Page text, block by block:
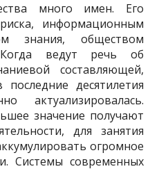
много имен. Его
ин­формационным
знания, обществом
ведут речь об
составляющей,
десятилетия
актуализировалась.
значение получают
для занятия
огромное
Системы современных